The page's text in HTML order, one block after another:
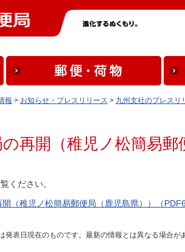
報 > お知らせ・プレスリリース > 九州支社のプレスリ
再開（稚児ノ松簡易郵
ください。
（稚児ノ松簡易郵便局（鹿児島県））（
発表日現在のものです。最新の情報とは異なる場合が